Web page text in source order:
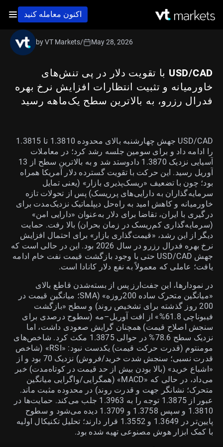
اکنون معامله کنید
USD/CAD با تقویت دلار در پی تنش‌های
خاورمیانه و تثبیت انتظارات افزایش نرخ بهره
فدرال رزرو، به بالاترین سطح یک‌ماهه رسید
by VT Markets/ May 28, 2026
USD/CAD جهش چهارشنبه بالای محدوده 1.3810 تا 1.3815
را ادامه داد و برای سومین جلسه رشد کرد؛ در معاملات
آسیایی نزدیک 1.3870 دادوستد شد و به بالاترین سطح از 13
آوریل رسید. این حرکت با تقویت گسترده دلار آمریکا همراه
بود؛ چون با تضعیف «ریسک‌پذیری بازار» (یعنی تمایل
سرمایه‌گذاران به دارایی‌های پرریسک) پس از تحولات تازه
خاورمیانه و کاهش امید به راه‌حل دیپلماتیک نزدیک‌مدت برای
درگیری با ایران، تقاضا برای دلار به‌عنوان «دارایی امن»
(سرمایه‌گذاری کم‌ریسک در زمان بحران) بالا رفت. حمایت
دیگر از این رشد، «قیمت‌گذاری بازار» برای احتمال افزایش
نرخ بهره فدرال رزرو در سال 2026 بود. این در حالی است که
جهش USD/CAD حتی با وجود بازگشت قیمت نفت خام ادامه
یافت؛ عاملی که معمولاً به نفع دلار کانادا است.
در نمودارها، این جفت‌ارز پس از بسته‌شدن قاطع بالای
«میانگین متحرک ساده 200روزه» (SMA؛ میانگین قیمت در
200 روز گذشته برای تشخیص روند) و سطح «بازگشت
فیبوناچی 61.8%» از افت آوریل–مه (سطوح درصدی برای
سنجش اصلاح قیمت) همچنان گرایش صعودی داشت، اما
نزدیک سطح 78.6% در حوالی 1.3875 مکث کرد. شاخص‌های
مومنتوم (قدرت حرکت قیمت) یکدست نبود: «RSI» (شاخص
قدرت نسبی؛ سنجش شدت خرید/فروش) نزدیک 70 بود و از
«اشباع خرید» (بالا بودن بیش از حد قیمت در کوتاه‌مدت) خبر
می‌داد، در حالی که «MACD» (همگرایی/واگرایی میانگین
متحرک؛ نشانگر جهت و قدرت روند) در محدوده مثبت ماند.
عبور از 1.3875 توجه را به 1.3963 جلب می‌کند. حمایت‌ها در
1.3810 و سپس 1.3758 و 1.3709 دیده می‌شود و سطوح
پایین‌تر در 1.3649 و 1.3552 قرار دارند؛ تحلیل تکنیکال اولیه
با کمک ابزار هوش مصنوعی تهیه شده بود.